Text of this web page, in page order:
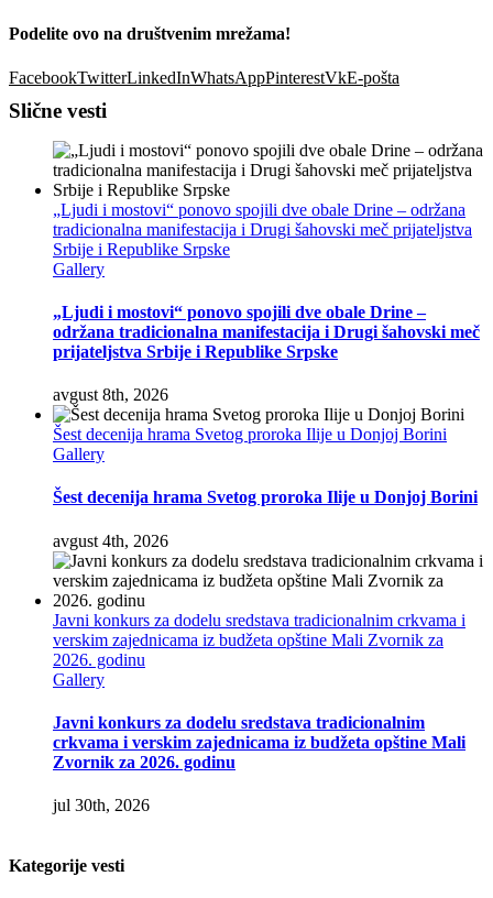
Podelite ovo na društvenim mrežama!
FacebookTwitterLinkedInWhatsAppPinterestVkE-pošta
Slične vesti
„Ljudi i mostovi“ ponovo spojili dve obale Drine – održana
tradicionalna manifestacija i Drugi šahovski meč prijateljstva
Srbije i Republike Srpske
Gallery
„Ljudi i mostovi“ ponovo spojili dve obale Drine –
održana tradicionalna manifestacija i Drugi šahovski meč
prijateljstva Srbije i Republike Srpske
avgust 8th, 2026
Šest decenija hrama Svetog proroka Ilije u Donjoj Borini
Gallery
Šest decenija hrama Svetog proroka Ilije u Donjoj Borini
avgust 4th, 2026
Javni konkurs za dodelu sredstava tradicionalnim crkvama i
verskim zajednicama iz budžeta opštine Mali Zvornik za
2026. godinu
Gallery
Javni konkurs za dodelu sredstava tradicionalnim
crkvama i verskim zajednicama iz budžeta opštine Mali
Zvornik za 2026. godinu
jul 30th, 2026
Kategorije vesti